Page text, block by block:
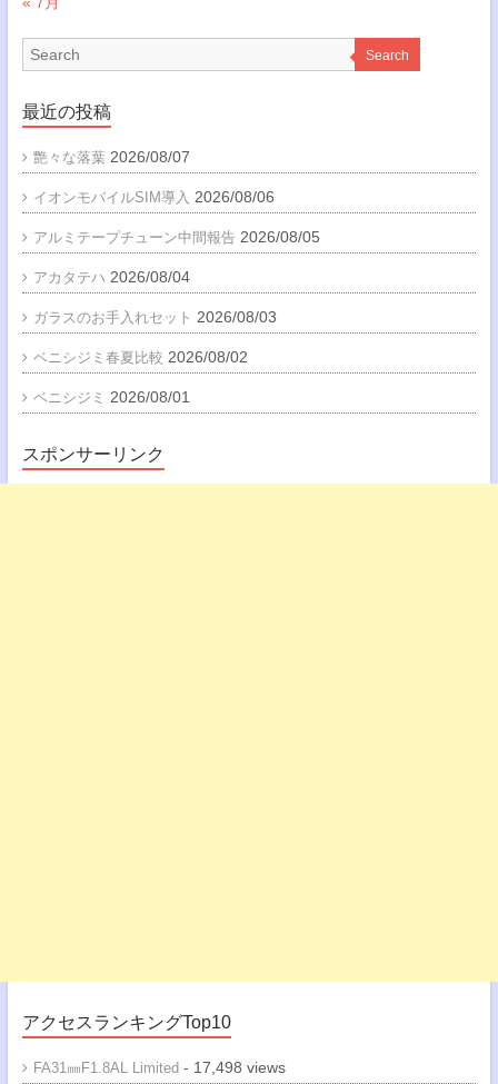
Search
最近の投稿
艶々な落葉 2026/08/07
イオンモバイルSIM導入 2026/08/06
アルミテープチューン中間報告 2026/08/05
アカタテハ 2026/08/04
ガラスのお手入れセット 2026/08/03
ベニシジミ春夏比較 2026/08/02
ベニシジミ 2026/08/01
スポンサーリンク
アクセスランキングTop10
FA31㎜F1.8AL Limited- 17,498 views